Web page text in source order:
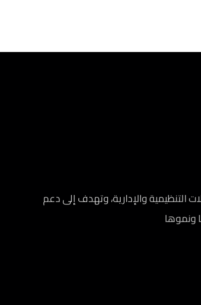
والإدارية، وتهدف إلى دعم
ونموها